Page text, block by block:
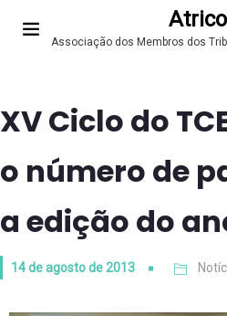
Associação dos Membros dos
XV Ciclo do
o número de
a edição do
14 de agosto de 2013